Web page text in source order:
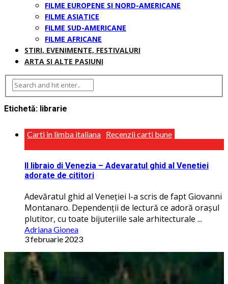
FILME EUROPENE SI NORD-AMERICANE
FILME ASIATICE
FILME SUD-AMERICANE
FILME AFRICANE
STIRI, EVENIMENTE, FESTIVALURI
ARTA SI ALTE PASIUNI
Etichetă: librarie
Carti in limba italiana Recenzii carti bune
Il libraio di Venezia – Adevaratul ghid al Venetiei
adorate de cititori
Adevăratul ghid al Veneţiei l-a scris de fapt Giovanni
Montanaro. Dependenţii de lectură ce adoră orașul
plutitor, cu toate bijuteriile sale arhitecturale ...
Adriana Gionea
3 februarie 2023